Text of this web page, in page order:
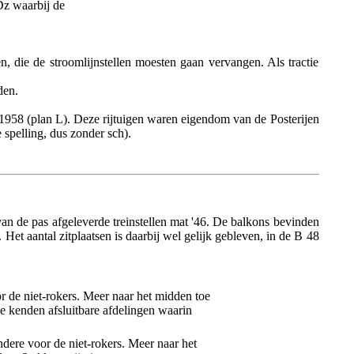
waarbij de
de stroomlijnstellen moesten gaan vervangen. Als tractie
(plan L). Deze rijtuigen waren eigendom van de Posterijen
dus zonder sch).
de pas afgeleverde treinstellen mat '46. De balkons bevinden
aantal zitplaatsen is daarbij wel gelijk gebleven, in de B 48
de niet-rokers. Meer naar het midden toe
kenden afsluitbare afdelingen waarin
voor de niet-rokers. Meer naar het